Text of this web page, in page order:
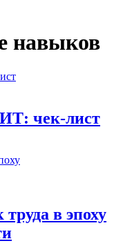
навыков
чек-лист
в эпоху